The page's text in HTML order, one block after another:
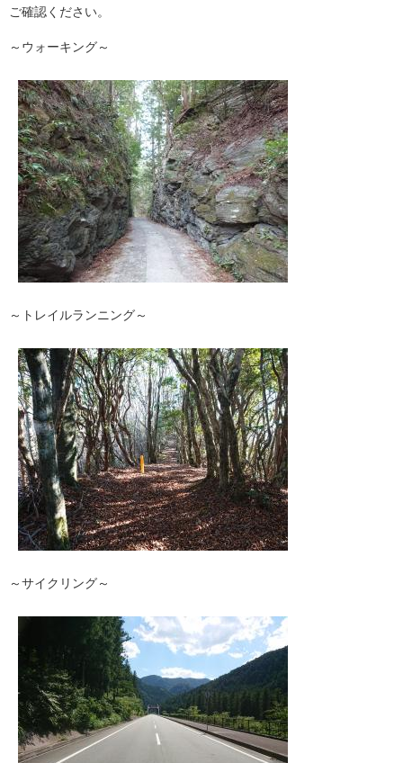
ご確認ください。
～ウォーキング～
～トレイルランニング～
～サイクリング～